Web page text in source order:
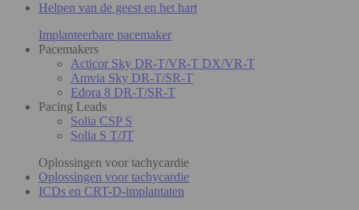
Helpen van de geest en het hart
Implanteerbare pacemaker
Pacemakers
Acticor Sky DR-T/VR-T DX/VR-T
Amvia Sky DR-T/SR-T
Edora 8 DR-T/SR-T
Pacing Leads
Solia CSP S
Solia S T/JT
Oplossingen voor tachycardie
Oplossingen voor tachycardie
ICDs en CRT-D-implantaten